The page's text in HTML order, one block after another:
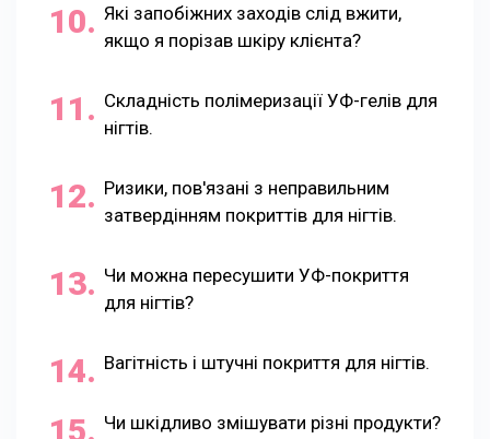
Які запобіжних заходів слід вжити,
якщо я порізав шкіру клієнта?
Складність полімеризації УФ-гелів для
нігтів.
Ризики, пов'язані з неправильним
затвердінням покриттів для нігтів.
Чи можна пересушити УФ-покриття
для нігтів?
Вагітність і штучні покриття для нігтів.
Чи шкідливо змішувати різні продукти?